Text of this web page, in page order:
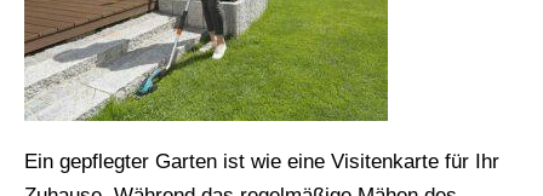
Ein gepflegter Garten ist wie eine Visitenkarte für Ihr